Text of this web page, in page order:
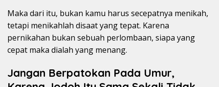
Maka dari itu, bukan kamu harus secepatnya menikah,
tetapi menikahlah disaat yang tepat. Karena
pernikahan bukan sebuah perlombaan, siapa yang
cepat maka dialah yang menang.
Jangan Berpatokan Pada Umur,